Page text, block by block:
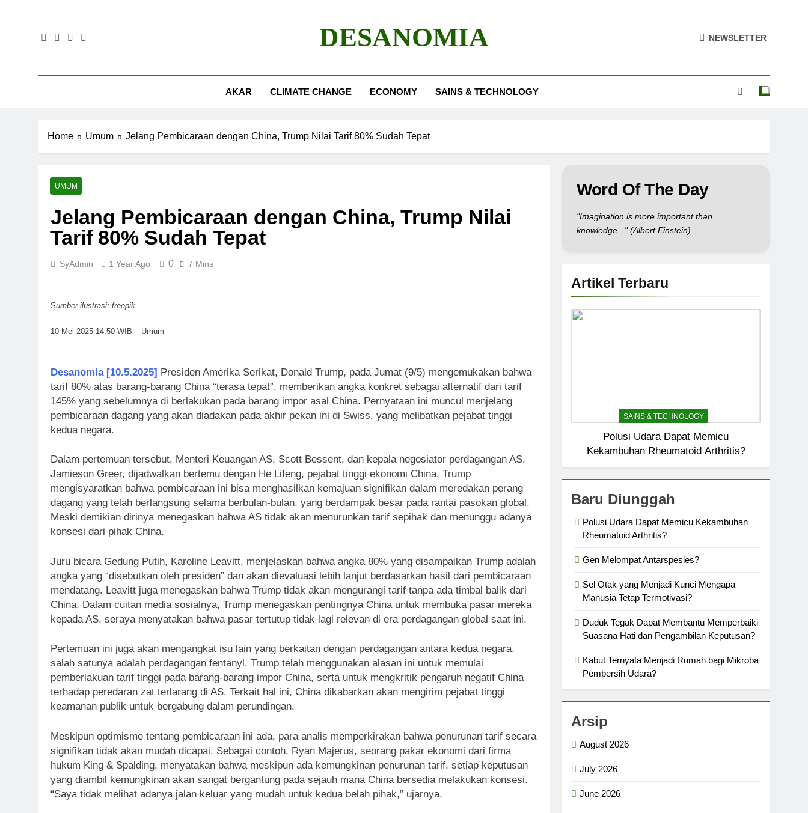
DESANOMIA NEWSLETTER
AKAR CLIMATE CHANGE ECONOMY SAINS & TECHNOLOGY
Home Umum Jelang Pembicaraan dengan China, Trump Nilai Tarif 80% Sudah Tepat
UMUM
Jelang Pembicaraan dengan China, Trump Nilai
Tarif 80% Sudah Tepat
SyAdmin 1 Year Ago 0 7 Mins
Sumber ilustrasi: freepik
10 Mei 2025 14.50 WIB – Umum
Desanomia [10.5.2025] Presiden Amerika Serikat, Donald Trump, pada Jumat (9/5) mengemukakan bahwa
tarif 80% atas barang-barang China “terasa tepat”, memberikan angka konkret sebagai alternatif dari tarif
145% yang sebelumnya di berlakukan pada barang impor asal China. Pernyataan ini muncul menjelang
pembicaraan dagang yang akan diadakan pada akhir pekan ini di Swiss, yang melibatkan pejabat tinggi
kedua negara.
Dalam pertemuan tersebut, Menteri Keuangan AS, Scott Bessent, dan kepala negosiator perdagangan AS,
Jamieson Greer, dijadwalkan bertemu dengan He Lifeng, pejabat tinggi ekonomi China. Trump
mengisyaratkan bahwa pembicaraan ini bisa menghasilkan kemajuan signifikan dalam meredakan perang
dagang yang telah berlangsung selama berbulan-bulan, yang berdampak besar pada rantai pasokan global.
Meski demikian dirinya menegaskan bahwa AS tidak akan menurunkan tarif sepihak dan menunggu adanya
konsesi dari pihak China.
Juru bicara Gedung Putih, Karoline Leavitt, menjelaskan bahwa angka 80% yang disampaikan Trump adalah
angka yang “disebutkan oleh presiden” dan akan dievaluasi lebih lanjut berdasarkan hasil dari pembicaraan
mendatang. Leavitt juga menegaskan bahwa Trump tidak akan mengurangi tarif tanpa ada timbal balik dari
China. Dalam cuitan media sosialnya, Trump menegaskan pentingnya China untuk membuka pasar mereka
kepada AS, seraya menyatakan bahwa pasar tertutup tidak lagi relevan di era perdagangan global saat ini.
Pertemuan ini juga akan mengangkat isu lain yang berkaitan dengan perdagangan antara kedua negara,
salah satunya adalah perdagangan fentanyl. Trump telah menggunakan alasan ini untuk memulai
pemberlakuan tarif tinggi pada barang-barang impor China, serta untuk mengkritik pengaruh negatif China
terhadap peredaran zat terlarang di AS. Terkait hal ini, China dikabarkan akan mengirim pejabat tinggi
keamanan publik untuk bergabung dalam perundingan.
Meskipun optimisme tentang pembicaraan ini ada, para analis memperkirakan bahwa penurunan tarif secara
signifikan tidak akan mudah dicapai. Sebagai contoh, Ryan Majerus, seorang pakar ekonomi dari firma
hukum King & Spalding, menyatakan bahwa meskipun ada kemungkinan penurunan tarif, setiap keputusan
yang diambil kemungkinan akan sangat bergantung pada sejauh mana China bersedia melakukan konsesi.
“Saya tidak melihat adanya jalan keluar yang mudah untuk kedua belah pihak,” ujarnya.
Word Of The Day
"Imagination is more important than
knowledge..." (Albert Einstein).
Artikel Terbaru
SAINS & TECHNOLOGY
Polusi Udara Dapat Memicu
Kekambuhan Rheumatoid Arthritis?
Baru Diunggah
Polusi Udara Dapat Memicu Kekambuhan
Rheumatoid Arthritis?
Gen Melompat Antarspesies?
Sel Otak yang Menjadi Kunci Mengapa
Manusia Tetap Termotivasi?
Duduk Tegak Dapat Membantu Memperbaiki
Suasana Hati dan Pengambilan Keputusan?
Kabut Ternyata Menjadi Rumah bagi Mikroba
Pembersih Udara?
Arsip
August 2026
July 2026
June 2026